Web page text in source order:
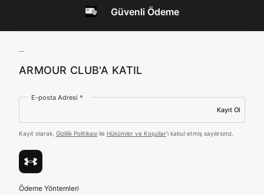
Güvenli Ödeme
ARMOUR CLUB'A KATIL
E-posta Adresi *
Kayıt Ol
Kayıt olarak, Gizlilik Politikası ile Hükümler ve Koşullar'ı kabul etmiş sayılırsınız.
Ödeme Yöntemleri